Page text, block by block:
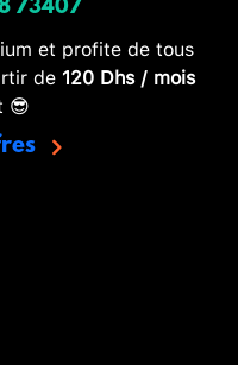
73407
et profite de tous
de 120 Dhs / mois
😎